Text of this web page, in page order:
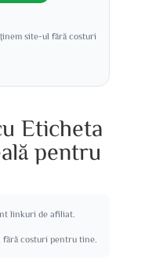
site-ul fără costuri
Eticheta
pentru
linkuri de afiliat.
fără costuri pentru tine.